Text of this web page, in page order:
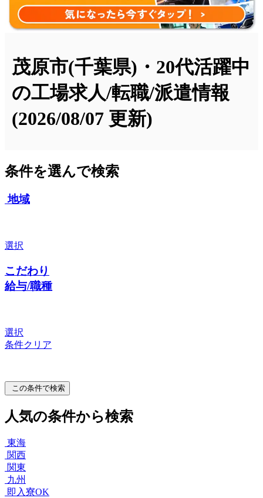
茂原市(千葉県)・20代活躍中
の工場求人/転職/派遣情報
(2026/08/07 更新)
条件を選んで検索
地域
選択
こだわり
給与/職種
選択
条件クリア
この条件で検索
人気の条件から検索
東海
関西
関東
九州
即入寮OK